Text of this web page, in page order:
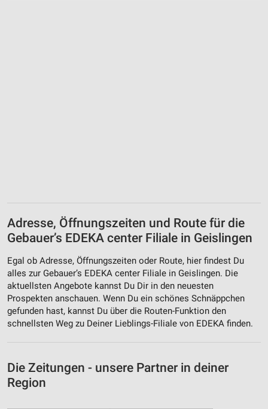
Adresse, Öffnungszeiten und Route für die
Gebauer’s EDEKA center Filiale in Geislingen
Egal ob Adresse, Öffnungszeiten oder Route, hier findest Du
alles zur Gebauer’s EDEKA center Filiale in Geislingen. Die
aktuellsten Angebote kannst Du Dir in den neuesten
Prospekten anschauen. Wenn Du ein schönes Schnäppchen
gefunden hast, kannst Du über die Routen-Funktion den
schnellsten Weg zu Deiner Lieblings-Filiale von EDEKA finden.
Die Zeitungen - unsere Partner in deiner
Region